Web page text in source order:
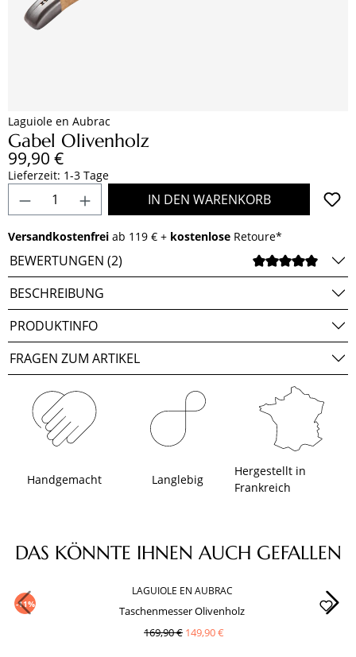
Laguiole en Aubrac
Gabel Olivenholz
Regulärer Preis:
99,90 €
Lieferzeit: 1-3 Tage
Produkt Anzahl: Gib den gewünschten
IN DEN WARENKORB
Versandkostenfrei ab 119 € + kostenlose Retoure*
BEWERTUNGEN (2)
BESCHREIBUNG
PRODUKTINFO
FRAGEN ZUM ARTIKEL
Handgemacht Langlebig
Hergestellt in
Frankreich
Produktgalerie überspringen
DAS KÖNNTE IHNEN AUCH GEFALLEN
-11%
LAGUIOLE EN AUBRAC
Taschenmesser Olivenholz
169,90 € 149,90 €